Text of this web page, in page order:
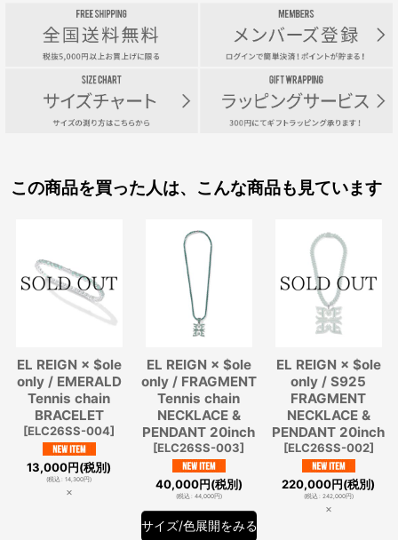
この商品を買った人は、こんな商品も見ています
EL REIGN × $ole
only / EMERALD
Tennis chain
BRACELET
[ELC26SS-004]
13,000円(税別)
(税込: 14,300円)
×
EL REIGN × $ole
only / FRAGMENT
Tennis chain
NECKLACE &
PENDANT 20inch
[ELC26SS-003]
40,000円(税別)
(税込: 44,000円)
サイズ/色展開をみる
EL REIGN × $ole
only / S925
FRAGMENT
NECKLACE &
PENDANT 20inch
[ELC26SS-002]
220,000円(税別)
(税込: 242,000円)
×